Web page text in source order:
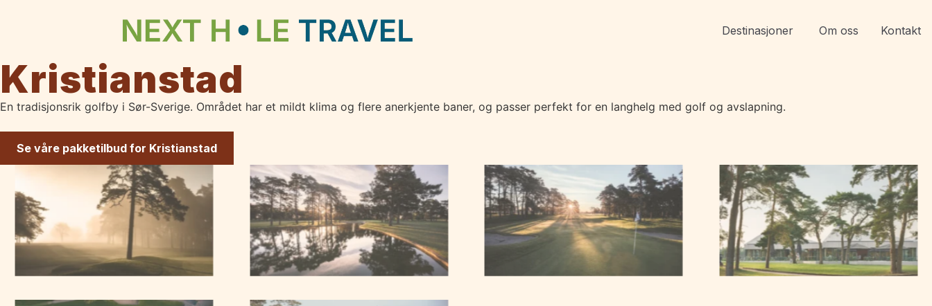
Destinasjoner Om oss Kontakt
Kristianstad
En tradisjonsrik golfby i Sør-Sverige. Området har et mildt klima og flere anerkjente baner, og passer perfekt for en langhelg med golf og avslapning.
Se våre pakketilbud for Kristianstad